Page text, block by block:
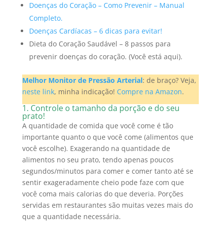
Doenças do Coração – Como Prevenir – Manual
Completo.
Doenças Cardíacas – 6 dicas para evitar!
Dieta do Coração Saudável – 8 passos para
prevenir doenças do coração. (Você está aqui).
Melhor Monitor de Pressão Arterial: de braço? Veja,
neste link, minha indicação! Compre na Amazon.
1. Controle o tamanho da porção e do seu
prato!
A quantidade de comida que você come é tão
importante quanto o que você come (alimentos que
você escolhe). Exagerando na quantidade de
alimentos no seu prato, tendo apenas poucos
segundos/minutos para comer e comer tanto até se
sentir exageradamente cheio pode faze com que
você coma mais calorias do que deveria. Porções
servidas em restaurantes são muitas vezes mais do
que a quantidade necessária.